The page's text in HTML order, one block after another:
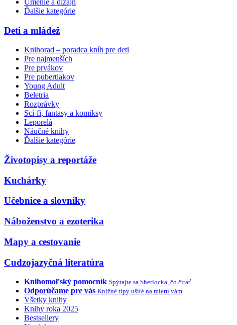
Ďalšie kategórie
Deti a mládež
Knihorad – poradca kníh pre deti
Pre najmenších
Pre prvákov
Pre pubertiakov
Young Adult
Beletria
Rozprávky
Sci-fi, fantasy a komiksy
Leporelá
Náučné knihy
Ďalšie kategórie
Životopisy a reportáže
Kuchárky
Učebnice a slovníky
Náboženstvo a ezoterika
Mapy a cestovanie
Cudzojazyčná literatúra
Knihomoľský pomocník Spýtajte sa Sherlocka, čo čítať
Odporúčame pre vás Knižné tipy ušité na mieru vám
Všetky knihy
Knihy roka 2025
Bestsellery